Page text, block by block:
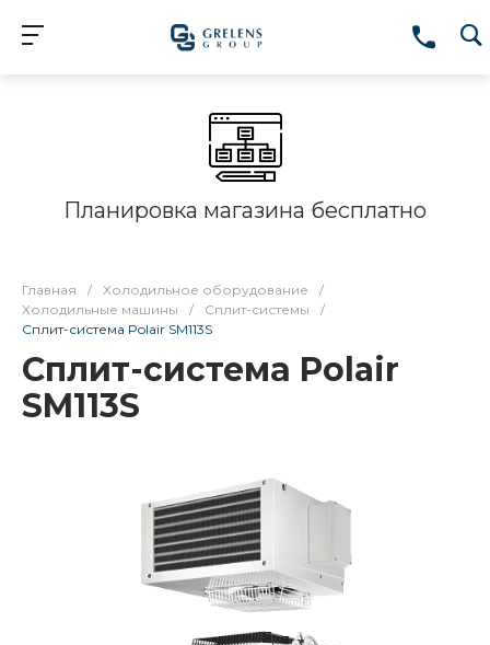
Планировка магазина бесплатно
Главная / Холодильное оборудование
/
Холодильные машины
/ Сплит-системы
/
Сплит-система Polair SM113S
Сплит-система Polair
SM113S